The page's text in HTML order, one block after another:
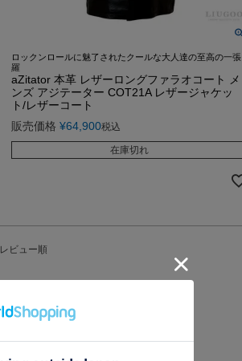
ロックンロールに魅了されたクールな大人達の至高の一張
羅
aZitator 本革 レザーロングファラオコート メ
ンズ アジテーター COT21A レザージャケッ
ト/レザーコート
販売価格 ¥64,900税込
在庫切れ
レビュー順